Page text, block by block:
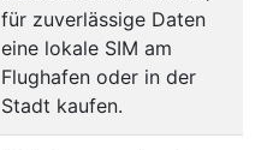
für zuverlässige Daten
eine lokale SIM am
Flughafen oder in der
Stadt kaufen.